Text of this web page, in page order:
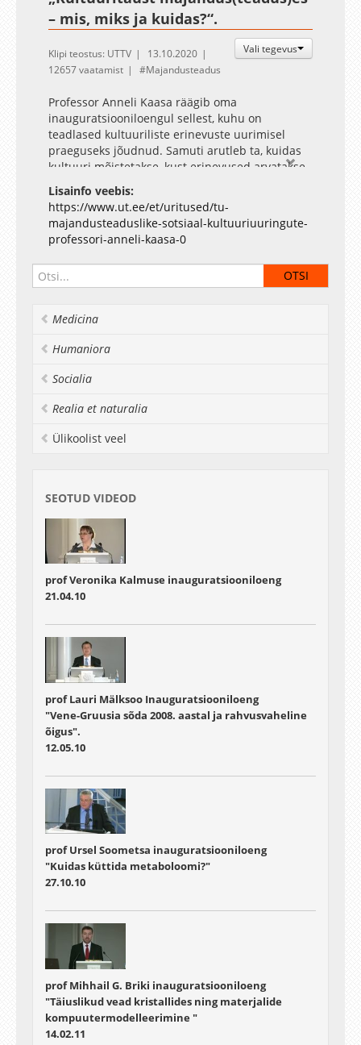
– mis, miks ja kuidas?“.
Vali tegevus
Klipi teostus: UTTV
13.10.2020
12657 vaatamist
Majandusteadus
Professor Anneli Kaasa räägib oma
inauguratsiooniloengul sellest, kuhu on
teadlased kultuuriliste erinevuste uurimisel
praeguseks jõudnud. Samuti arutleb ta, kuidas
kultuuri mõistetakse, kust erinevused arvatakse
tulevat, miks ja kuidas kaasata kultuuri
majandusteaduslikku analüüsi, kuidas kultuuri
kirjeldada ja mõõta ning mida saab
kultuuritausta kirjeldavatest näitajatest
järeldada ja mida mitte.
Lisainfo veebis:
https://www.ut.ee/et/uritused/tu-
majandusteaduslike-sotsiaal-kultuuriuuringute-
professori-anneli-kaasa-0
Medicina
Humaniora
Socialia
Realia et naturalia
Ülikoolist veel
SEOTUD VIDEOD
prof Veronika Kalmuse inauguratsiooniloeng
21.04.10
prof Lauri Mälksoo Inauguratsiooniloeng
"Vene-Gruusia sõda 2008. aastal ja rahvusvaheline
õigus".
12.05.10
prof Ursel Soometsa inauguratsiooniloeng
"Kuidas küttida metaboloomi?"
27.10.10
prof Mihhail G. Briki inauguratsiooniloeng
"Täiuslikud vead kristallides ning materjalide
kompuutermodelleerimine "
14.02.11